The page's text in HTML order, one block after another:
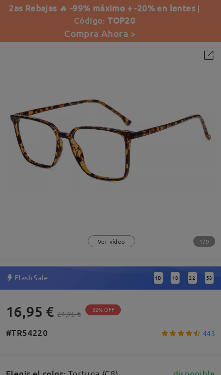
2as Rebajas 🔥 -99% máximo + -20% en lentes |
Código:TOP20
Compra Ahora >
Ver vídeo 1/9
Flash Sale 1 D : 18 : 22 : 52
16,95 € 24,95 € 32% OFF
#TR54220 443